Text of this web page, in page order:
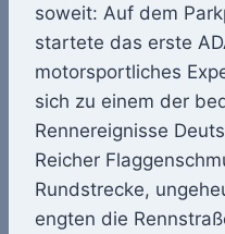
soweit: Auf dem
startete das erste
motorsportliches
sich zu einem der
Rennereignisse
Reicher
Rundstrecke,
engten die